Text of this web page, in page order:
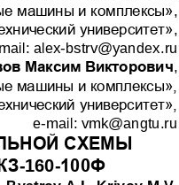
машины и комплексы»
университет»
mail: alex-bstrv@yandex ru
Максим Викторович
машины и комплексы»,
университет»,
e-mail: vmk@angtu ru
СХЕМЫ
-160-100Ф